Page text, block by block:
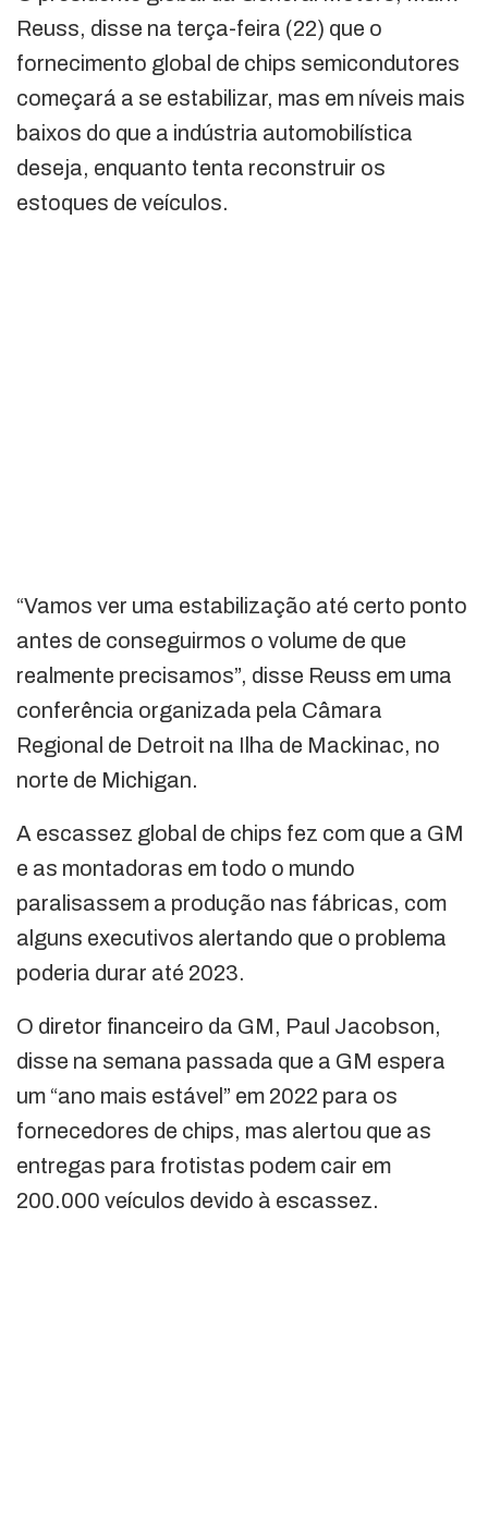
Reuss, disse na terça-feira (22) que o
fornecimento global de chips semicondutores
começará a se estabilizar, mas em níveis mais
baixos do que a indústria automobilística
deseja, enquanto tenta reconstruir os
estoques de veículos.
“Vamos ver uma estabilização até certo ponto
antes de conseguirmos o volume de que
realmente precisamos”, disse Reuss em uma
conferência organizada pela Câmara
Regional de Detroit na Ilha de Mackinac, no
norte de Michigan.
A escassez global de chips fez com que a GM
e as montadoras em todo o mundo
paralisassem a produção nas fábricas, com
alguns executivos alertando que o problema
poderia durar até 2023.
O diretor financeiro da GM, Paul Jacobson,
disse na semana passada que a GM espera
um “ano mais estável” em 2022 para os
fornecedores de chips, mas alertou que as
entregas para frotistas podem cair em
200.000 veículos devido à escassez.